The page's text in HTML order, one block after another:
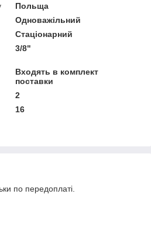
Польща
Одноважільний
Стаціонарний
3/8"
Входять в комплект
поставки
2
16
по передоплаті.